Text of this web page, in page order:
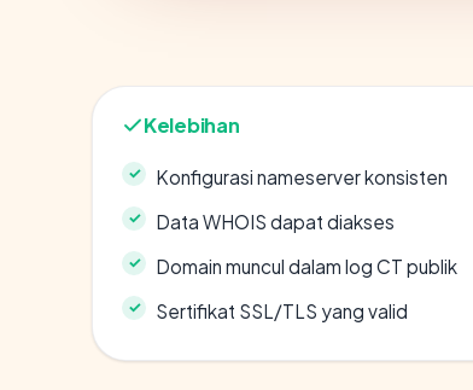
Kelebihan
Konfigurasi nameserver konsisten
Data WHOIS dapat diakses
Domain muncul dalam log CT publik
Sertifikat SSL/TLS yang valid